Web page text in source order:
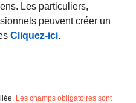
Les particuliers,
peuvent créer un
Cliquez-ici.
Les champs obligatoires sont